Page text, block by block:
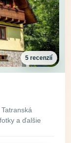
5 recenzií
a ďalšie